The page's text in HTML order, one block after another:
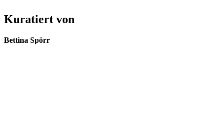
Kuratiert von
Bettina Spörr